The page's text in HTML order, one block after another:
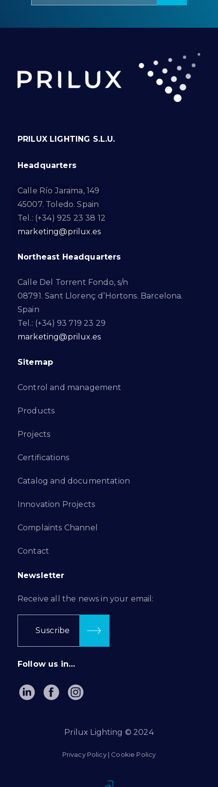
PRILUX LIGHTING S.L.U.
Headquarters
Calle Río Jarama, 149
45007. Toledo. Spain
Tel.: (+34) 925 23 38 12
marketing@prilux.es
Northeast Headquarters
Calle Del Torrent Fondo, s/n
08791. Sant Llorenç d’Hortons. Barcelona.
Spain
Tel.: (+34) 93 719 23 29
marketing@prilux.es
Sitemap
Control and management
Products
Projects
Certifications
Catalog and documentation
Innovation Projects
Complaints Channel
Contact
Newsletter
Receive all the news in your email:
Suscribe
Follow us in…
Prilux Lighting © 2024
Privacy Policy| Cookie Policy